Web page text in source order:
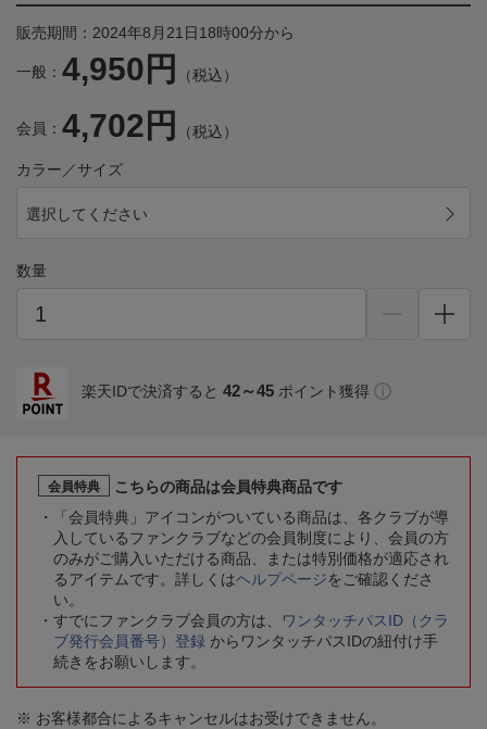
販売期間：2024年8月21日18時00分から
一般： 4,950円 （税込）
会員： 4,702円 （税込）
カラー／サイズ
選択してください
数量
楽天IDで決済すると 42～45 ポイント獲得
会員特典
こちらの商品は会員特典商品です
「会員特典」アイコンがついている商品は、各クラブが導
入しているファンクラブなどの会員制度により、会員の方
のみがご購入いただける商品、または特別価格が適応され
るアイテムです。詳しくはヘルプページをご確認くださ
い。
すでにファンクラブ会員の方は、
ワンタッチパスID（クラ
ブ発行会員番号）登録 からワンタッチパスIDの紐付け手
続きをお願いします。
※ お客様都合によるキャンセルはお受けできません。